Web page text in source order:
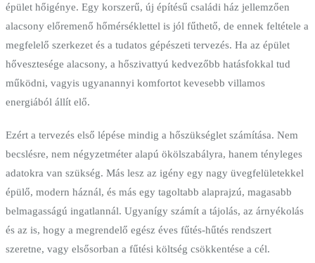
épület hőigénye. Egy korszerű, új építésű családi ház jellemzően
alacsony előremenő hőmérséklettel is jól fűthető, de ennek feltétele a
megfelelő szerkezet és a tudatos gépészeti tervezés. Ha az épület
hővesztesége alacsony, a hőszivattyú kedvezőbb hatásfokkal tud
működni, vagyis ugyanannyi komfortot kevesebb villamos
energiából állít elő.
Ezért a tervezés első lépése mindig a hőszükséglet számítása. Nem
becslésre, nem négyzetméter alapú ökölszabályra, hanem tényleges
adatokra van szükség. Más lesz az igény egy nagy üvegfelületekkel
épülő, modern háznál, és más egy tagoltabb alaprajzú, magasabb
belmagasságú ingatlannál. Ugyanígy számít a tájolás, az árnyékolás
és az is, hogy a megrendelő egész éves fűtés-hűtés rendszert
szeretne, vagy elsősorban a fűtési költség csökkentése a cél.